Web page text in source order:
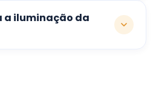
a iluminação da